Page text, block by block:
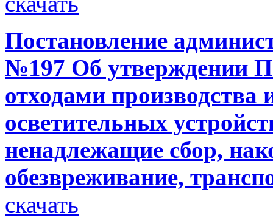
Постановление
№197 Об утверждении
отходами производства
осветительных
ненадлежащие сбор,
обезвреживание,
скачать